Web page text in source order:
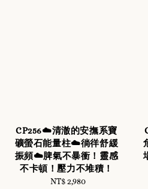
CP256☁️清澈的安撫系寶
礦螢石能量柱☁️徜徉舒緩
振頻☁️脾氣不暴衝！靈感
不卡頓！壓力不堆積！
Regular
NT$ 2,980